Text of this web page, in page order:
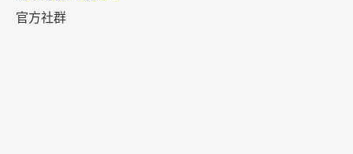
官方社群